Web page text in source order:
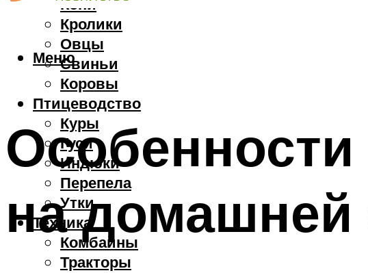
Кони
Кролики
Овцы
Свиньи
Коровы
Птицеводство
Куры
Гуси
Индюки
Перепела
Утки
Техника
Комбайны
Тракторы
Меню
на